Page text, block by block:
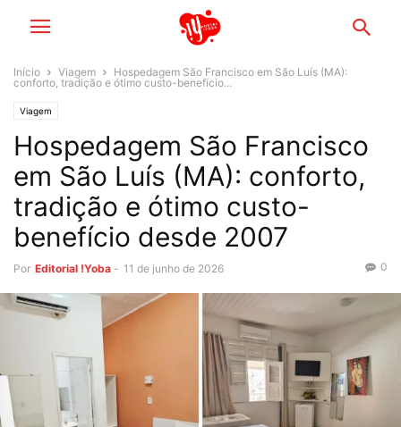
Início Viagem
Hospedagem São Francisco em São Luís (MA):
conforto, tradição e ótimo custo-benefício...
Viagem
Hospedagem São Francisco
em São Luís (MA): conforto,
tradição e ótimo custo-
benefício desde 2007
Por Editorial !Yoba - 11 de junho de 2026 0